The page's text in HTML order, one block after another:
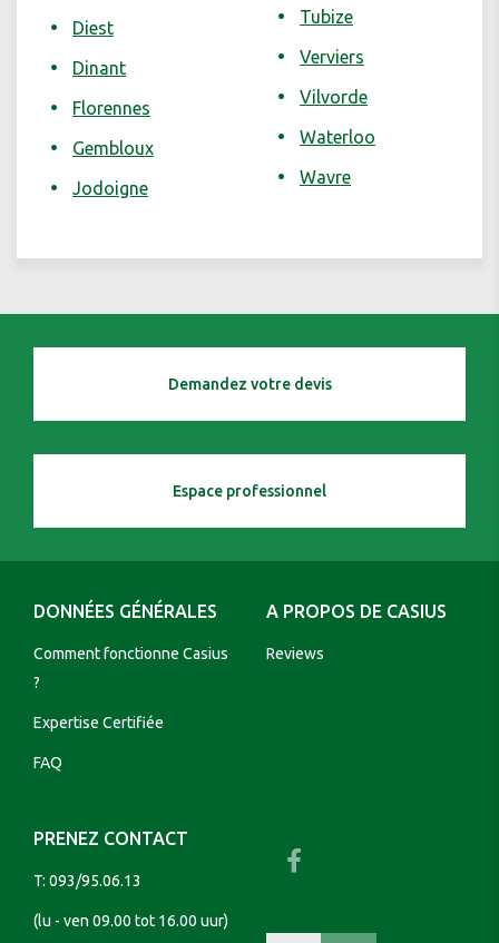
Diest
Dinant
Florennes
Gembloux
Jodoigne
Tubize
Verviers
Vilvorde
Waterloo
Wavre
Demandez votre devis
Espace professionnel
DONNÉES GÉNÉRALES
Comment fonctionne Casius
?
Expertise Certifiée
FAQ
A PROPOS DE CASIUS
Reviews
PRENEZ CONTACT
T: 093/95.06.13
(lu - ven 09.00 tot 16.00 uur)